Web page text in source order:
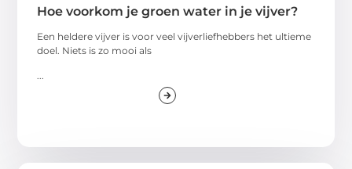
Hoe voorkom je groen water in je vijver?
Een heldere vijver is voor veel vijverliefhebbers het ultieme
doel. Niets is zo mooi als
...